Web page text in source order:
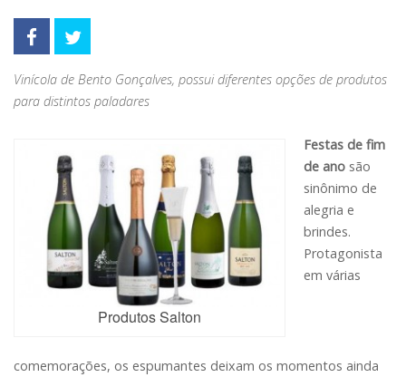
Vinícola de Bento Gonçalves, possui diferentes opções de produtos
para distintos paladares
Produtos Salton
Festas de fim
de ano são
sinônimo de
alegria e
brindes.
Protagonista
em várias
comemorações, os espumantes deixam os momentos ainda